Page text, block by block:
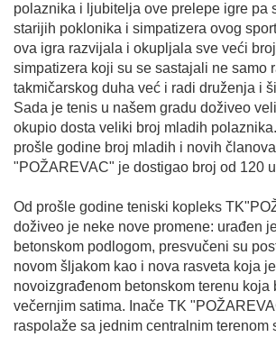
polaznika i ljubitelja ove prelepe igre pa
starijih poklonika i simpatizera ovog
ova igra razvijala i okupljala sve veći
simpatizera koji su se sastajali ne samo
takmičarskog duha već i radi druženja i
Sada je tenis u našem gradu doživeo
okupio dosta veliki broj mladih
prošle godine broj mladih i novih
"POŽAREVAC" je dostigao broj od 120
Od prošle godine teniski kopleks
doživeo je neke nove promene: urađen
betonskom podlogom, presvučeni su
novom šljakom kao i nova rasveta koja
novoizgrađenom betonskom terenu koja
večernjim satima. Inače TK
raspolaže sa jednim centralnim terenom